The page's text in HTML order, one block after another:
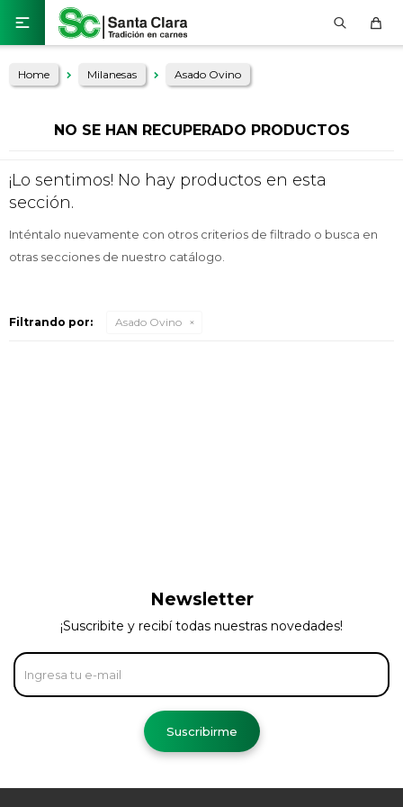

Home Milanesas Asado Ovino
NO SE HAN RECUPERADO PRODUCTOS
¡Lo sentimos! No hay productos en esta
sección.
Inténtalo nuevamente con otros criterios de filtrado o busca en
otras secciones de nuestro catálogo.
Filtrando por: Asado Ovino
Newsletter
¡Suscribite y recibí todas nuestras novedades!
Suscribirme